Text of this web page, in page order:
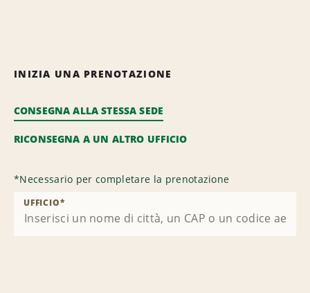
INIZIA UNA PRENOTAZIONE
CONSEGNA ALLA STESSA SEDE
RICONSEGNA A UN ALTRO UFFICIO
*Necessario per completare la prenotazione
UFFICIO*